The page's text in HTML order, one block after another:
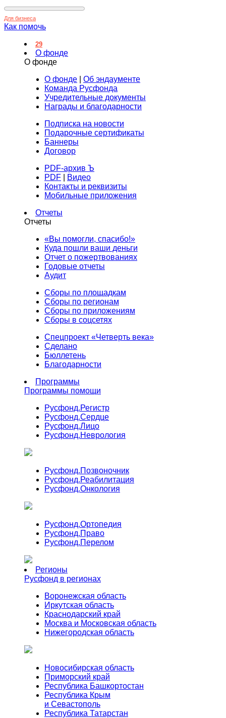
Для бизнеса
Как помочь
29
О фонде
О фонде
О фонде
Об эндаументе
Команда Русфонда
Учредительные документы
Награды и благодарности
Подписка на новости
Подарочные сертификаты
Баннеры
Договор
PDF-архив Ъ
PDF
Видео
Контакты и реквизиты
Мобильные приложения
Отчеты
Отчеты
«Вы помогли, спасибо!»
Куда пошли ваши деньги
Отчет о пожертвованиях
Годовые отчеты
Аудит
Сборы по площадкам
Сборы по регионам
Сборы по приложениям
Сборы в соцсетях
Спецпроект «Четверть века»
Сделано
Бюллетень
Благодарности
Программы
Программы помощи
Русфонд.Регистр
Русфонд.Сердце
Русфонд.Лицо
Русфонд.Неврология
Русфонд.Позвоночник
Русфонд.Реабилитация
Русфонд.Онкология
Русфонд.Ортопедия
Русфонд.Право
Русфонд.Перелом
Регионы
Русфонд в регионах
Воронежская область
Иркутская область
Краснодарский край
Москва и Московская область
Нижегородская область
Новосибирская область
Приморский край
Республика Башкортостан
Республика Крым
и Севастополь
Республика Татарстан